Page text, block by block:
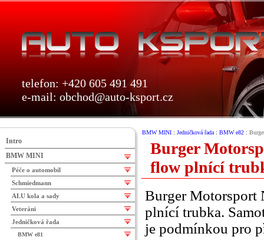
telefon: +420 605 491 491
e-mail: obchod@auto-ksport.cz
BMW MINI : Jedničková řada : BMW e82 :
Burger
flow plnící
Burger
plnící trubka.
je podmínkou pro
Intro
BMW MINI
Péče o automobil
Schmiedmann
ALU kola a sady
Veteráni
Jedničková řada
BMW e81